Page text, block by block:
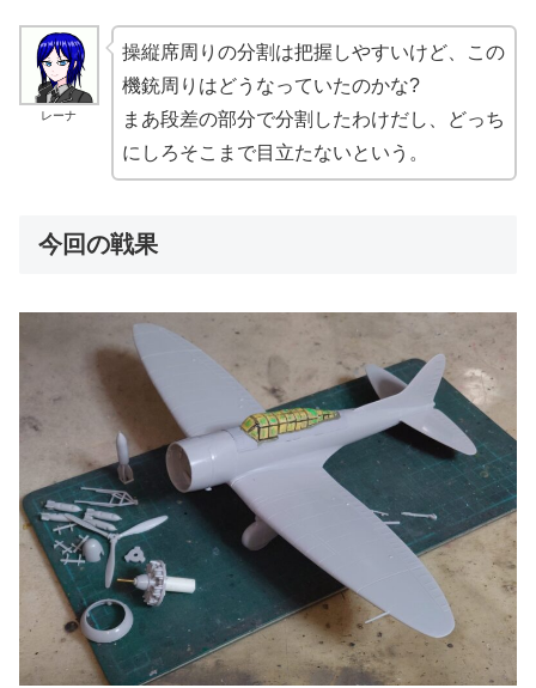
レーナ
操縦席周りの分割は把握しやすいけど、この
機銃周りはどうなっていたのかな?
まあ段差の部分で分割したわけだし、どっち
にしろそこまで目立たないという。
今回の戦果